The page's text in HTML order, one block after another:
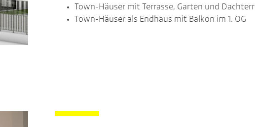
Town-Häuser mit Terrasse, Garten und
Town-Häuser als Endhaus mit Balkon im 1. OG